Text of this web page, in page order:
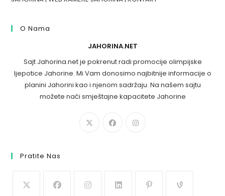
O Nama
JAHORINA.NET
Sajt Jahorina.net je pokrenut radi promocije olimpijske
ljepotice Jahorine. Mi Vam donosimo najbitnije informacije o
planini Jahorini kao i njenom sadržaju. Na našem sajtu
možete naći smještajne kapacitete Jahorine
Pratite Nas